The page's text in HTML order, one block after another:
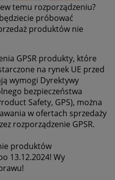
temu rozporządzeniu?
próbować
produktów nie
GPSR produkty, które
na rynek UE przed
wymogi Dyrektywy
bezpieczeństwa
Safety, GPS), można
w ofertach sprzedaży
rozporządzenie GPSR.
produktów
13.12.2024! Wy